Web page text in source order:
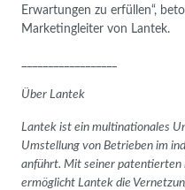
Erwartungen zu erfüllen“,
Marketingleiter von Lantek.
Über Lantek
Lantek ist ein multinationales
Umstellung von Betrieben im
anführt. Mit seiner patentierten
ermöglicht Lantek die